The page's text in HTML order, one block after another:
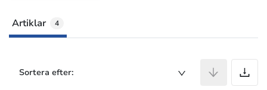
Artiklar 4
Sortera efter: